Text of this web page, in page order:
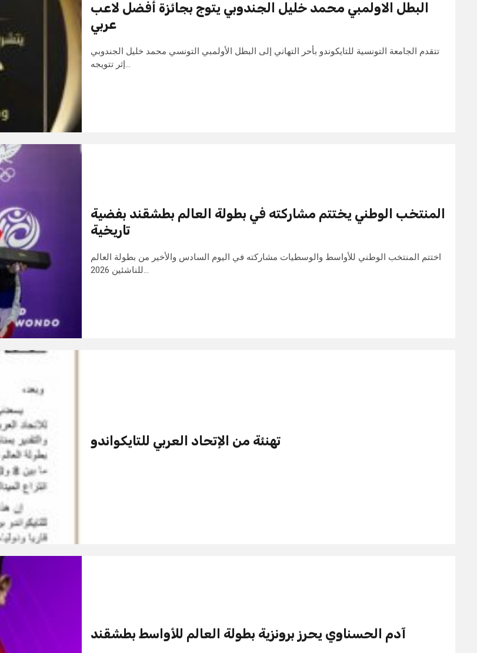
البطل الاولمبي محمد خليل الجندوبي يتوج بجائزة أفضل لاعب
عربي
تتقدم الجامعة التونسية للتايكوندو بأحر التهاني إلى البطل الأولمبي التونسي محمد خليل الجندوبي
إثر تتويجه…
المنتخب الوطني يختتم مشاركته في بطولة العالم بطشقند بفضية
تاريخية
اختتم المنتخب الوطني للأواسط والوسطيات مشاركته في اليوم السادس والأخير من بطولة العالم
للناشئين 2026…
تهنئة من الإتحاد العربي للتايكواندو
آدم الحسناوي يحرز برونزية بطولة العالم للأواسط بطشقند